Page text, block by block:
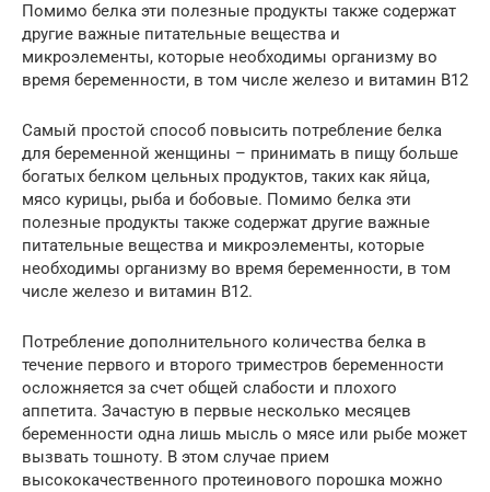
Помимо белка эти полезные продукты также содержат
другие важные питательные вещества и
микроэлементы, которые необходимы организму во
время беременности, в том числе железо и витамин B12
Самый простой способ повысить потребление белка
для беременной женщины – принимать в пищу больше
богатых белком цельных продуктов, таких как яйца,
мясо курицы, рыба и бобовые. Помимо белка эти
полезные продукты также содержат другие важные
питательные вещества и микроэлементы, которые
необходимы организму во время беременности, в том
числе железо и витамин B12.
Потребление дополнительного количества белка в
течение первого и второго триместров беременности
осложняется за счет общей слабости и плохого
аппетита. Зачастую в первые несколько месяцев
беременности одна лишь мысль о мясе или рыбе может
вызвать тошноту. В этом случае прием
высококачественного протеинового порошка можно